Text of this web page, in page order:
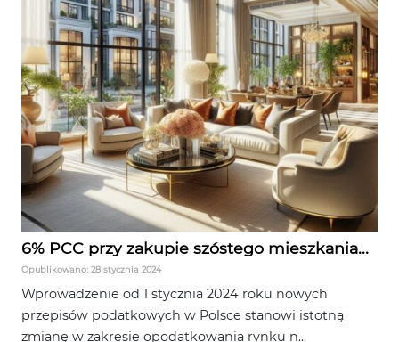
6% PCC przy zakupie szóstego mieszkania...
Opublikowano: 28 stycznia 2024
Wprowadzenie od 1 stycznia 2024 roku nowych
przepisów podatkowych w Polsce stanowi istotną
zmianę w zakresie opodatkowania rynku n...